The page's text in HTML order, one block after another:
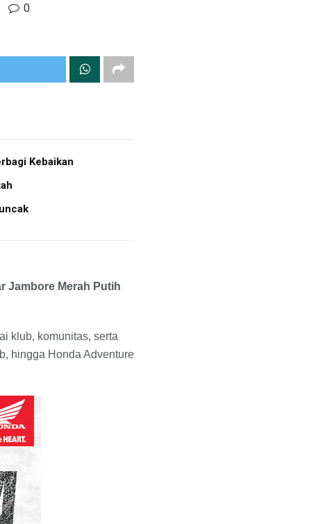
0
Kebaikan
Jambore Merah Putih
klub, komunitas, serta
hingga Honda Adventure